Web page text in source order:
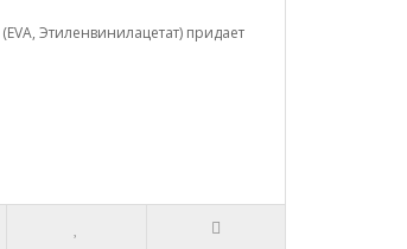
Этиленвинилацетат) придает